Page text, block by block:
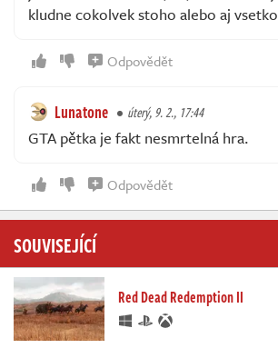
kludne cokolvek stoho alebo aj vsetko
Odpovědět
Lunatone úterý, 9. 2., 17:44
GTA pětka je fakt nesmrtelná hra.
Odpovědět
SOUVISEJÍCÍ
Red Dead Redemption II